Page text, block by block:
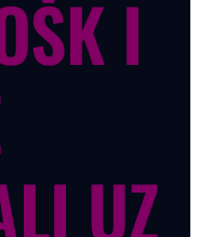
I
UZ